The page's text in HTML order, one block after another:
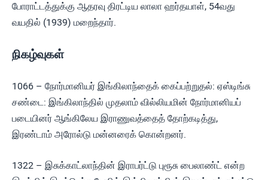
போராட்டத்துக்கு ஆதரவு திரட்டிய லாலா ஹர்தயாள், 54வது
வயதில் (1939) மறைந்தார்.
நிகழ்வுகள்
1066 – நோர்மானியர் இங்கிலாந்தைக் கைப்பற்றுதல்: ஏஸ்டிங்சு
சண்டை: இங்கிலாந்தில் முதலாம் வில்லியமின் நோர்மானியப்
படையினர் ஆங்கிலேய இராணுவத்தைத் தோற்கடித்து,
இரண்டாம் அரோல்டு மன்னரைக் கொன்றனர்.
1322 – இசுக்காட்லாந்தின் இராபர்ட்டு புரூசு பைலாண்ட் என்ற